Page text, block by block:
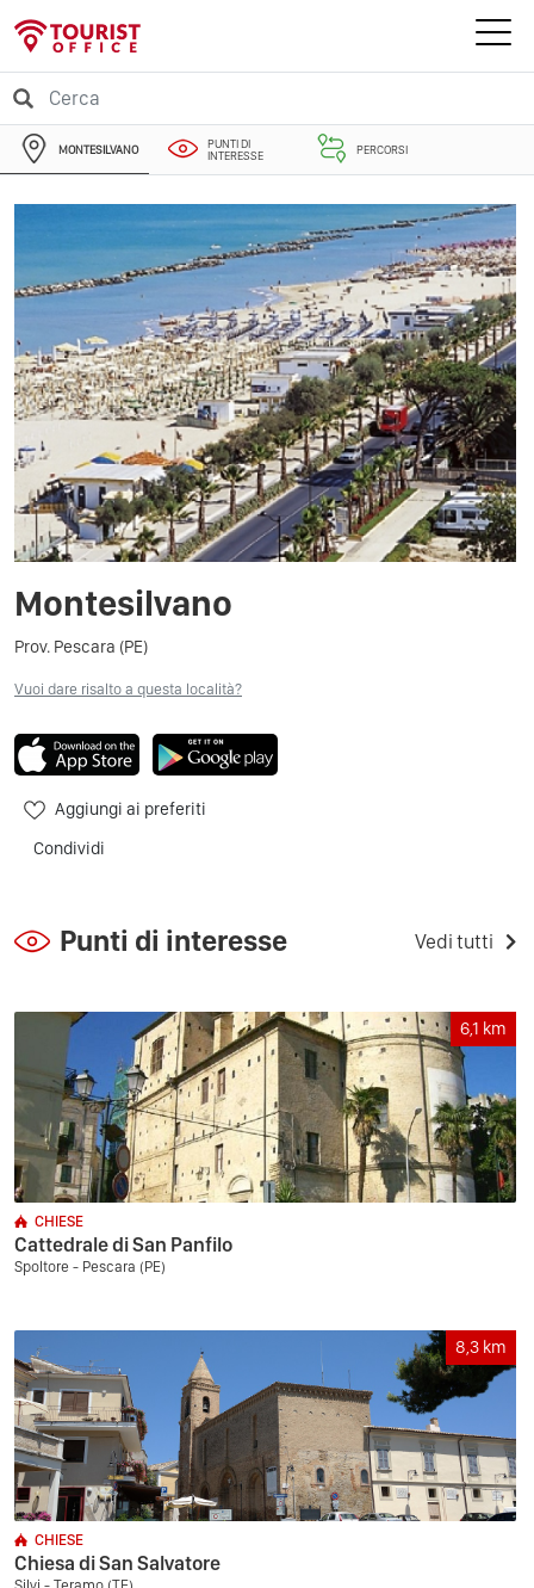
MONTESILVANO
PUNTI DI
INTERESSE
PERCORSI
Montesilvano
Prov. Pescara (PE)
Vuoi dare risalto a questa località?
Aggiungi ai preferiti
Condividi
Punti di interesse Vedi tutti
6,1 km
CHIESE
Cattedrale di San Panfilo
Spoltore - Pescara (PE)
8,3 km
CHIESE
Chiesa di San Salvatore